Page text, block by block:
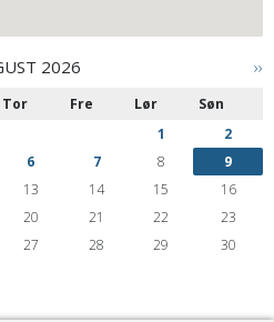
››
2026
Tor Fre Lør
Søn
1
2
6 7 8
9
13 14 15
16
20 21 22
23
27 28 29
30